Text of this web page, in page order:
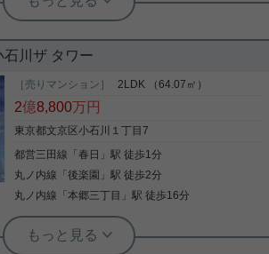
新規リノベ☆新耐震基準☆ペット
ん！ ◆護国寺駅徒歩５分、江戸川橋駅徒歩１０分、
茗荷谷駅14分 ◇３駅３路線利用可能 ◆オートロッ
ク・防犯カメラ付きで女性でも安心♪ ◇ペット飼育
可能◎ ◆３階南東向き１DK、日当たり良好 ◇新耐
など充実の設備 ◆徒歩１分圏内にスーパーや飲食店
多数 ご内覧可能です。 お問合せをお待ちしておりま
す。 ◆お電話でのご相談もお気軽にどうぞ◆ 実用春
日ホーム株式会社 茗荷谷店 TEL:０３－６９０２－
５０２１
川ザ タワー
［売りマンション］ 2LDK （64.07㎡）
2億8,800万円
東京都文京区小石川１丁目7
都営三田線 「春日 」駅 徒歩1分
丸ノ内線 「後楽園 」駅 徒歩2分
丸ノ内線 「本郷三丁目 」駅 徒歩16分
谷店 上村啓士
【礫川小学区】都営三田線・大江戸線